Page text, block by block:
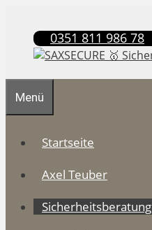
springen0351 811 986 78
Menü
Startseite
Axel Teuber
Sicherheitsberatung